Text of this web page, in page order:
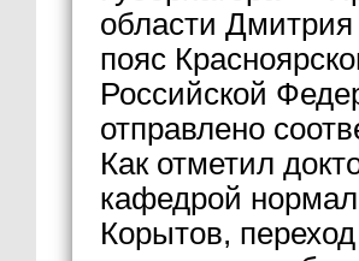
области
пояс
Российской
отправлено
Как отметил
кафедрой
Корытов,